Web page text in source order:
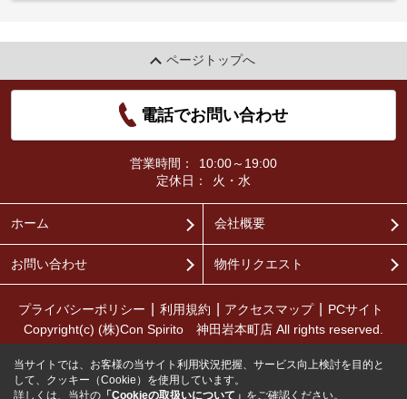
ページトップへ
電話でお問い合わせ
営業時間：
10:00～19:00
定休日：
火・水
ホーム 会社概要
お問い合わせ 物件リクエスト
プライバシーポリシー 利用規約 アクセスマップ
PCサイト
Copyright(c) (株)Con Spirito 神田岩本町店 All rights reserved.
当サイトでは、お客様の当サイト利用状況把握、サービス向上検討を目的と
して、クッキー（Cookie）を使用しています。
詳しくは、当社の 「Cookieの取扱いについて」 をご確認ください。